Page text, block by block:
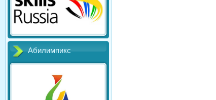
Абилимпикс